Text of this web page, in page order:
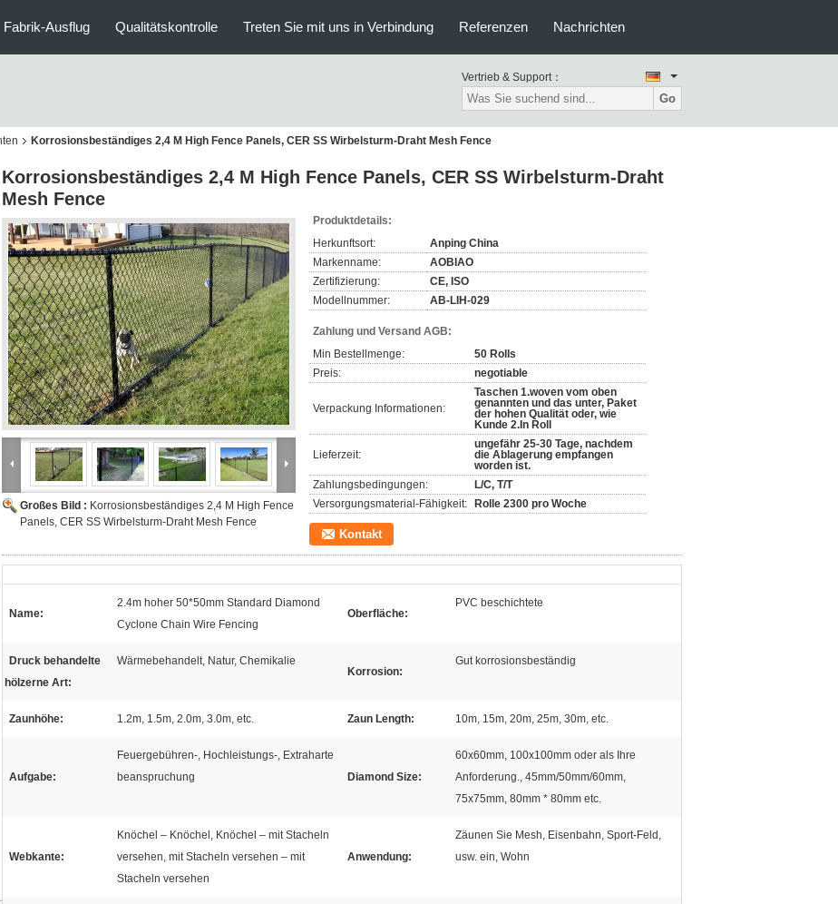
Fabrik-Ausflug Qualitätskontrolle Treten Sie mit uns in Verbindung Referenzen Nachrichten
Vertrieb & Support：
Go
Korrosionsbeständiges 2,4 M High Fence Panels, CER SS Wirbelsturm-Draht Mesh Fence
Korrosionsbeständiges 2,4 M High Fence Panels, CER SS Wirbelsturm-Draht
Mesh Fence
Großes Bild : Korrosionsbeständiges 2,4 M High Fence
Panels, CER SS Wirbelsturm-Draht Mesh Fence
Produktdetails:
Herkunftsort:
Anping China
Markenname:
AOBIAO
Zertifizierung:
CE, ISO
Modellnummer:
AB-LIH-029
Zahlung und Versand AGB:
Min Bestellmenge:
50 Rolls
Preis:
negotiable
Verpackung Informationen:
Taschen 1.woven vom oben
genannten und das unter, Paket
der hohen Qualität oder, wie
Kunde 2.In Roll
Lieferzeit:
ungefähr 25-30 Tage, nachdem
die Ablagerung empfangen
worden ist.
Zahlungsbedingungen:
L/C, T/T
Versorgungsmaterial-Fähigkeit:
Rolle 2300 pro Woche
Kontakt
Name:
2.4m hoher 50*50mm Standard Diamond
Cyclone Chain Wire Fencing
Oberfläche:
PVC beschichtete
Druck behandelte
hölzerne Art:
Wärmebehandelt, Natur, Chemikalie
Korrosion:
Gut korrosionsbeständig
Zaunhöhe: 1.2m, 1.5m, 2.0m, 3.0m, etc. Zaun Length: 10m, 15m, 20m, 25m, 30m, etc.
Aufgabe:
Feuergebühren-, Hochleistungs-, Extraharte
beanspruchung
Diamond Size:
60x60mm, 100x100mm oder als Ihre
Anforderung., 45mm/50mm/60mm,
75x75mm, 80mm * 80mm etc.
Webkante:
Knöchel – Knöchel, Knöchel – mit Stacheln
versehen, mit Stacheln versehen – mit
Stacheln versehen
Anwendung:
Zäunen Sie Mesh, Eisenbahn, Sport-Feld,
usw. ein, Wohn